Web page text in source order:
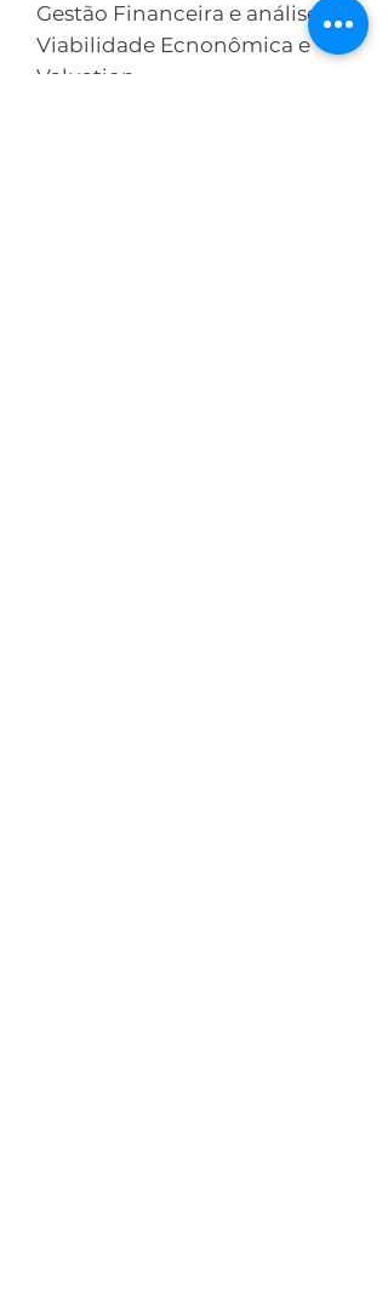
Gestão Financeira e análise de
Viabilidade Ecnonômica e
Valuation